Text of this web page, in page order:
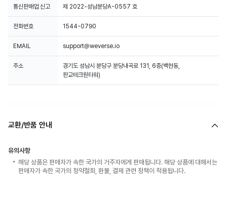
통신판매업 신고 제 2022-성남분당A-0557 호
전화번호 1544-0790
EMAIL support@weverse.io
주소
경기도 성남시 분당구 분당내곡로 131, 6층(백현동,
판교테크원타워)
교환/반품 안내
유의사항
해당 상품은 판매자가 속한 국가의 거주자에게 판매됩니다. 해당 상품에 대해서는
판매자가 속한 국가의 청약철회, 환불, 결제 관련 정책이 적용됩니다.